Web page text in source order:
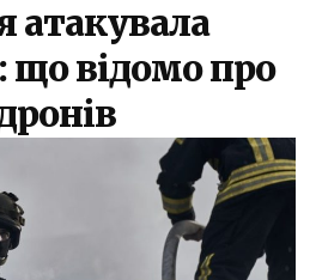
атакувала
що відомо про